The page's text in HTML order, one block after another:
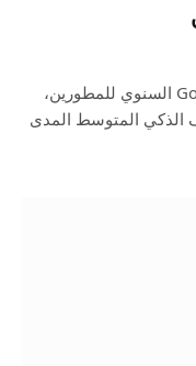
نحن نقترب بسرعة من قدوم مؤتمر Google السنوي للمطورين،
الذكي المتوسط ​​المدى